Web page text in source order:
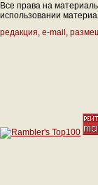
Все права на
использовании
редакция, e-mail ,